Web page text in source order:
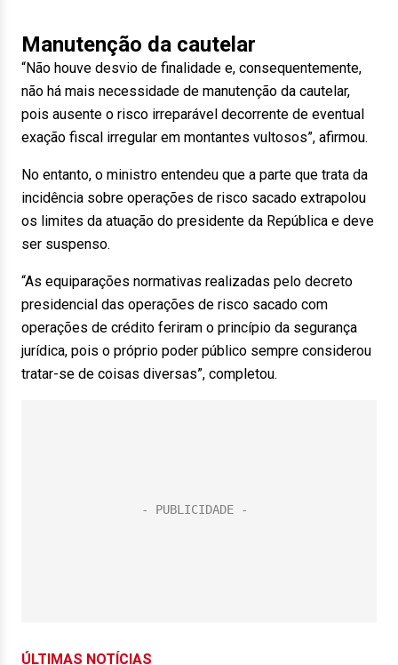
Manutenção da cautelar
“Não houve desvio de finalidade e, consequentemente,
não há mais necessidade de manutenção da cautelar,
pois ausente o risco irreparável decorrente de eventual
exação fiscal irregular em montantes vultosos”, afirmou.
No entanto, o ministro entendeu que a parte que trata da
incidência sobre operações de risco sacado extrapolou
os limites da atuação do presidente da República e deve
ser suspenso.
“As equiparações normativas realizadas pelo decreto
presidencial das operações de risco sacado com
operações de crédito feriram o princípio da segurança
jurídica, pois o próprio poder público sempre considerou
tratar-se de coisas diversas”, completou.